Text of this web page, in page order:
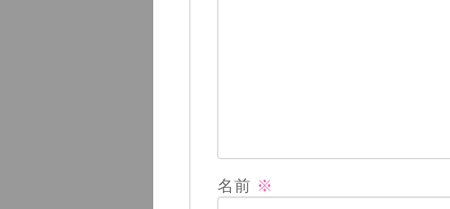
名前 ※